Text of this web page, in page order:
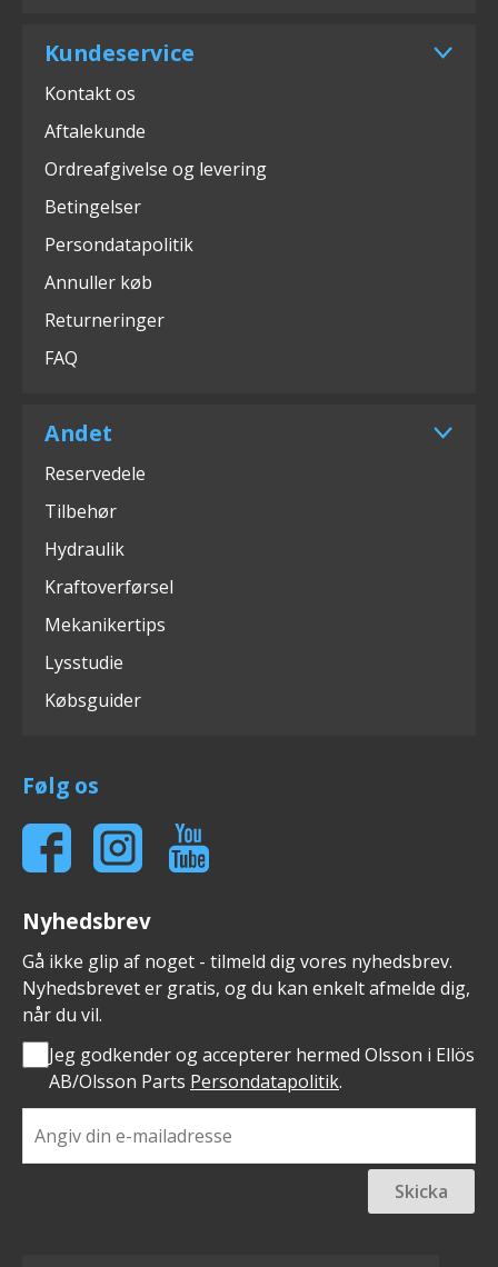
Kundeservice
Kontakt os
Aftalekunde
Ordreafgivelse og levering
Betingelser
Persondatapolitik
Annuller køb
Returneringer
FAQ
Andet
Reservedele
Tilbehør
Hydraulik
Kraftoverførsel
Mekanikertips
Lysstudie
Købsguider
Følg os
Nyhedsbrev
Gå ikke glip af noget - tilmeld dig vores nyhedsbrev.
Nyhedsbrevet er gratis, og du kan enkelt afmelde dig,
når du vil.
Jeg godkender og accepterer hermed Olsson i Ellös
AB/Olsson Parts Persondatapolitik.
Skicka